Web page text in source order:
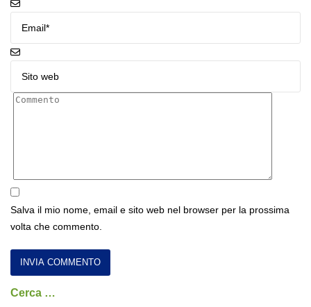
Salva il mio nome, email e sito web nel browser per la prossima
volta che commento.
Cerca …